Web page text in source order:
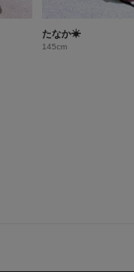
たなか☀︎
145cm